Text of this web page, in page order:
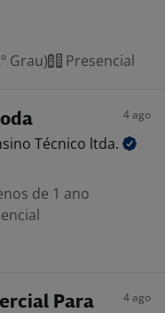
Grau) Presencial
4 ago
Técnico ltda.
de 1 ano
Para
4 ago